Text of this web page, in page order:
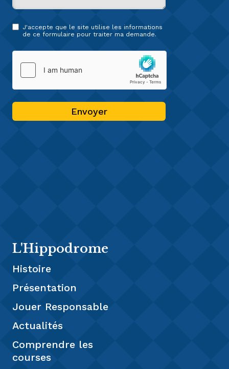
J'accepte que le site utilise les informations
de ce formulaire pour traiter ma demande.
Envoyer
L'Hippodrome
Histoire
Présentation
Jouer Responsable
Actualités
Comprendre les
courses